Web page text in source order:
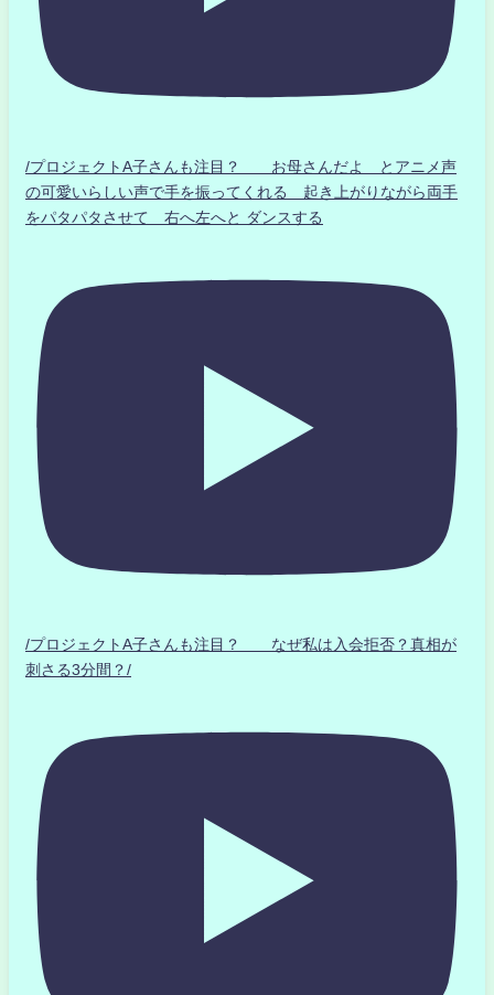
/プロジェクトA子さんも注目？ お母さんだよ とアニメ声
の可愛いらしい声で手を振ってくれる 起き上がりながら両手
をパタパタさせて 右へ左へと ダンスする
/プロジェクトA子さんも注目？ なぜ私は入会拒否？真相が
刺さる3分間？/